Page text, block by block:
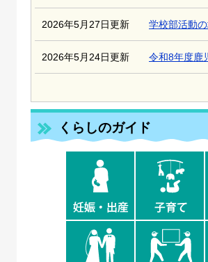
2026年5月27日更新 学校部活動
2026年5月24日更新 令和8年度鹿
くらしのガイド